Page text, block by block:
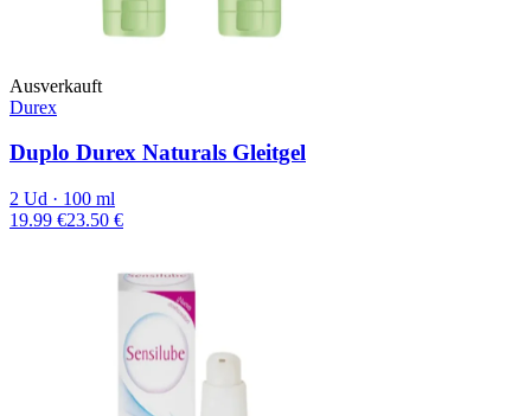
Ausverkauft
Durex
Duplo Durex Naturals Gleitgel
2 Ud · 100 ml
19.99 €23.50 €